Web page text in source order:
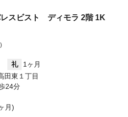
レスビスト ディモラ 2階 1K
礼
1ヶ月
田東１丁目
24分
月)